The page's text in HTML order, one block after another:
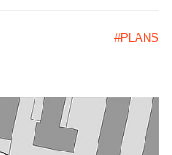
#PLANS